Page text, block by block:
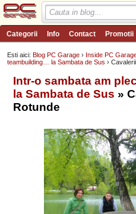
Categorii Info Contact Promotii
Review-uri Wishlist PC Garage TV
Esti aici:Blog PC Garage › Inside PC
teambuilding… la Sambata de Sus ›
Intr-o sambata am
la Sambata de Sus »
Rotunde